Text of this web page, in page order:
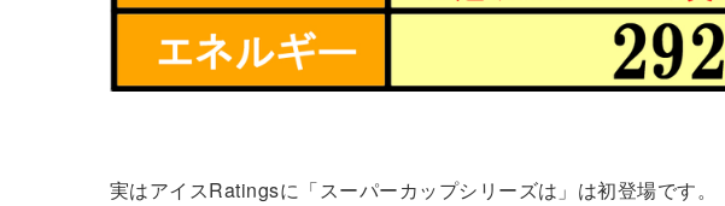
実はアイスRatingsに「スーパーカップシリーズは」は初登場です。